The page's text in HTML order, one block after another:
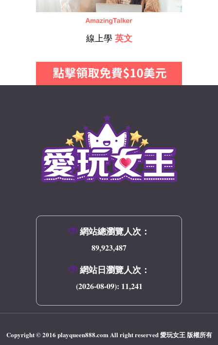
線上學 英文
網站總瀏覽人次：
89,923,487
網站日瀏覽人次：
(2026-08-09): 11,241
Copyright © 2016 playqueen888.com All right reserved愛玩女王版權所有